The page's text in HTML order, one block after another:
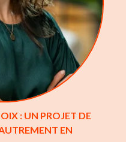
: UN PROJET DE
EN